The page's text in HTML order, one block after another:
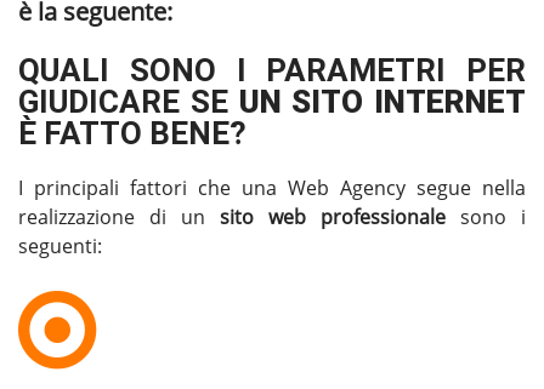
è la seguente:
QUALI SONO I PARAMETRI PER
GIUDICARE SEUN SITO INTERNET
È FATTO BENE?
I principali fattori che una Web Agency segue nella
realizzazione di un sito web professionale sono i
seguenti: